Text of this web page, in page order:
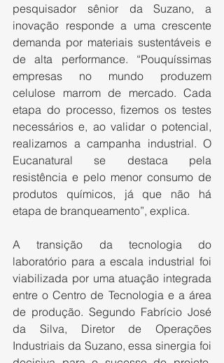
pesquisador sênior da Suzano, a
inovação responde a uma crescente
demanda por materiais sustentáveis e
de alta performance. “Pouquíssimas
empresas no mundo produzem
celulose marrom de mercado. Cada
etapa do processo, fizemos os testes
necessários e, ao validar o potencial,
realizamos a campanha industrial. O
Eucanatural se destaca pela
resistência e pelo menor consumo de
produtos químicos, já que não há
etapa de branqueamento”, explica.
A transição da tecnologia do
laboratório para a escala industrial foi
viabilizada por uma atuação integrada
entre o Centro de Tecnologia e a área
de produção. Segundo Fabrício José
da Silva, Diretor de Operações
Industriais da Suzano, essa sinergia foi